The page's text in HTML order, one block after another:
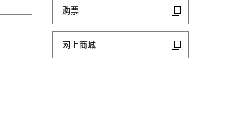
购票
网上商城